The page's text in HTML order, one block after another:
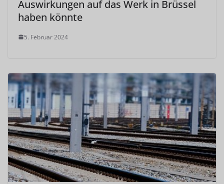
Auswirkungen auf das Werk in Brüssel
haben könnte
5. Februar 2024